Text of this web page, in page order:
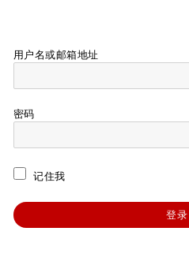
用户名或邮箱地址
密码
记住我